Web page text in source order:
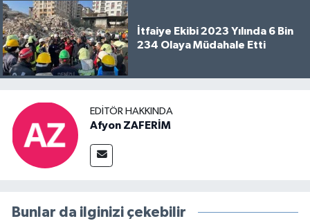
İtfaiye Ekibi 2023 Yılında 6 Bin
234 Olaya Müdahale Etti
EDITÖR HAKKINDA
Afyon ZAFERİM
Bunlar da ilginizi çekebilir